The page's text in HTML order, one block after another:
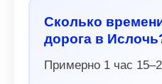
Сколько
дорога в
Примерно 1 час